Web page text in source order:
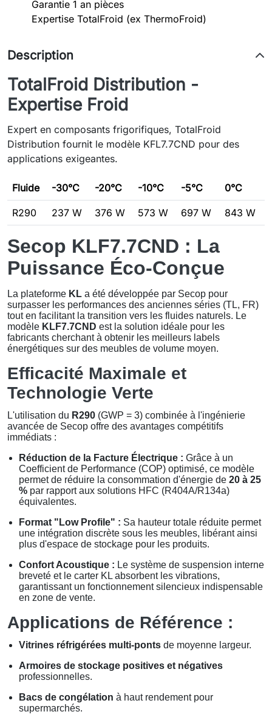
Garantie 1 an pièces
Expertise TotalFroid (ex ThermoFroid)
Description
TotalFroid Distribution -
Expertise Froid
Expert en composants frigorifiques, TotalFroid
Distribution fournit le modèle KFL7.7CND pour des
applications exigeantes.
Fluide -30°C -20°C -10°C -5°C 0°C
R290 237 W 376 W 573 W 697 W 843 W
Secop KLF7.7CND : La
Puissance Éco-Conçue
La plateforme KL a été développée par Secop pour
surpasser les performances des anciennes séries (TL, FR)
tout en facilitant la transition vers les fluides naturels. Le
modèle KLF7.7CND est la solution idéale pour les
fabricants cherchant à obtenir les meilleurs labels
énergétiques sur des meubles de volume moyen.
Efficacité Maximale et
Technologie Verte
L'utilisation du R290 (GWP = 3) combinée à l'ingénierie
avancée de Secop offre des avantages compétitifs
immédiats :
Réduction de la Facture Électrique : Grâce à un
Coefficient de Performance (COP) optimisé, ce modèle
permet de réduire la consommation d'énergie de20 à 25
% par rapport aux solutions HFC (R404A/R134a)
équivalentes.
Format "Low Profile" : Sa hauteur totale réduite permet
une intégration discrète sous les meubles, libérant ainsi
plus d'espace de stockage pour les produits.
Confort Acoustique : Le système de suspension interne
breveté et le carter KL absorbent les vibrations,
garantissant un fonctionnement silencieux indispensable
en zone de vente.
Applications de Référence :
Vitrines réfrigérées multi-ponts de moyenne largeur.
Armoires de stockage positives et négatives
professionnelles.
Bacs de congélation à haut rendement pour
supermarchés.